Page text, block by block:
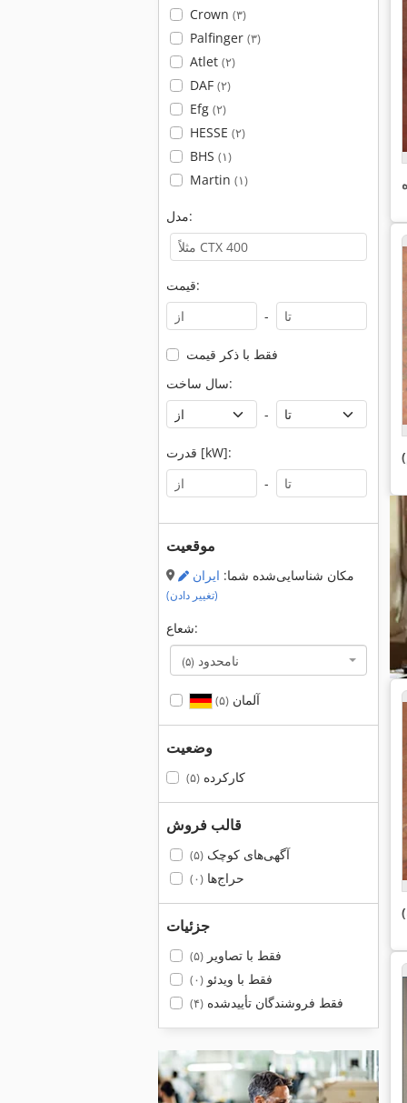
Crown (۳)
Palfinger (۳)
Atlet (۲)
DAF (۲)
Efg (۲)
HESSE (۲)
BHS (۱)
Martin (۱)
مدل:
قیمت:
-
فقط با ذکر قیمت
سال ساخت:
-
قدرت [kW]:
-
موقعیت
مکان شناسایی‌شده شما: ایران
(تغییر دادن)
شعاع:
نامحدود (۵)
آلمان(۵)
وضعیت
کارکرده(۵)
قالب فروش
آگهی‌های کوچک(۵)
حراج‌ها(۰)
جزئیات
فقط با تصاویر(۵)
فقط با ویدئو(۰)
فقط فروشندگان تأییدشده(۴)